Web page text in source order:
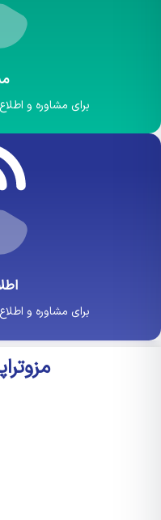
برای مشاوره و اطلاع
برای مشاوره و اطلاع